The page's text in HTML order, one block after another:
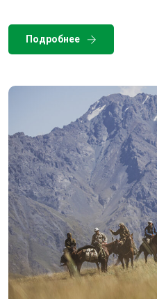
Подробнее